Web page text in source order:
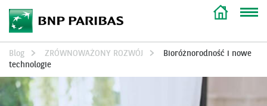
Blog ZRÓWNOWAŻONY ROZWÓJ
Bioróżnorodność i nowe
technologie